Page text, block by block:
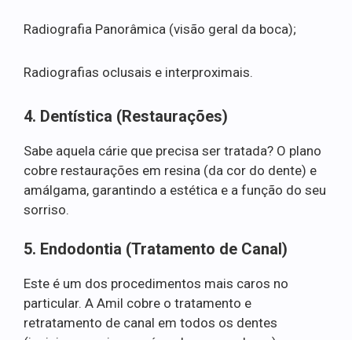
Radiografia Panorâmica (visão geral da boca);
Radiografias oclusais e interproximais.
4. Dentística (Restaurações)
Sabe aquela cárie que precisa ser tratada? O plano
cobre restaurações em resina (da cor do dente) e
amálgama, garantindo a estética e a função do seu
sorriso.
5. Endodontia (Tratamento de Canal)
Este é um dos procedimentos mais caros no
particular. A Amil cobre o tratamento e
retratamento de canal em todos os dentes